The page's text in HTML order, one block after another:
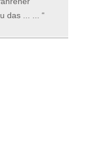
das ... ...